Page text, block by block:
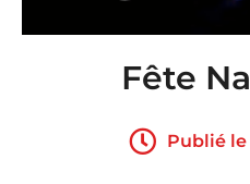
Fête
Publié le